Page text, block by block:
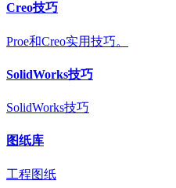
Creo技巧
Proe和Creo实用技巧。
SolidWorks技巧
SolidWorks技巧
图纸库
工程图纸